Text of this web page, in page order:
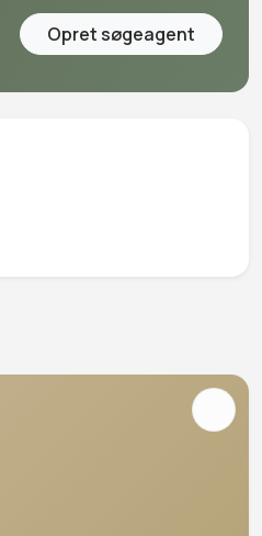
Opret søgeagent